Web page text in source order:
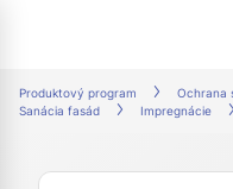
Produktový program Ochrana
Sanácia fasád
Impregnácie